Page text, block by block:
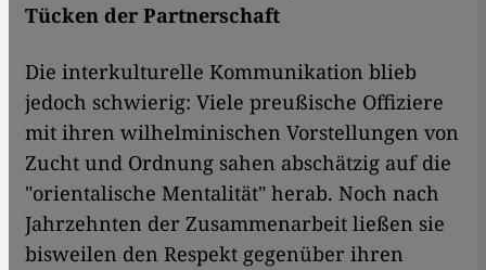
Tücken der Partnerschaft
Die interkulturelle Kommunikation blieb
jedoch schwierig: Viele preußische Offiziere
mit ihren wilhelminischen Vorstellungen von
Zucht und Ordnung sahen abschätzig auf die
"orientalische Mentalität" herab. Noch nach
Jahrzehnten der Zusammenarbeit ließen sie
bisweilen den Respekt gegenüber ihren